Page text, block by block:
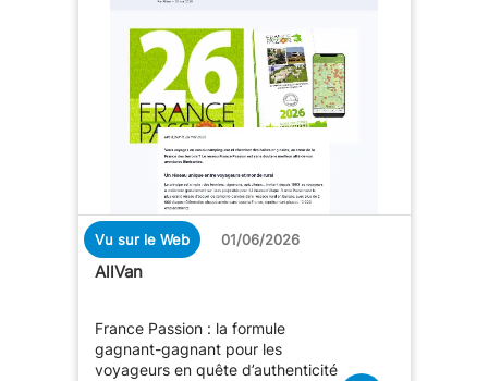
Vu sur le Web 01/06/2026
AllVan
France Passion : la formule
gagnant-gagnant pour les
voyageurs en quête d’authenticité